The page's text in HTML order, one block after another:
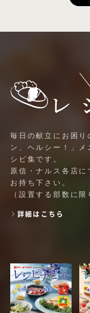
毎日の献立にお困
ン、ヘルシー！」
シピ集です。
原信・ナルス各店
お持ち下さい。
（設置する部数に
詳細はこちら